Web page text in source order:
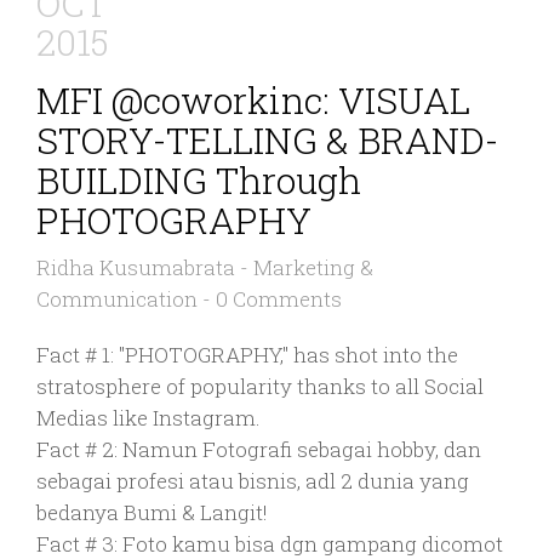
2015
MFI @coworkinc: VISUAL
STORY-TELLING & BRAND-
BUILDING Through
PHOTOGRAPHY
Ridha Kusumabrata - Marketing &
Communication - 0 Comments
Fact # 1: "PHOTOGRAPHY," has shot into the
stratosphere of popularity thanks to all Social
Medias like Instagram.
Fact # 2: Namun Fotografi sebagai hobby, dan
sebagai profesi atau bisnis, adl 2 dunia yang
bedanya Bumi & Langit!
Fact # 3: Foto kamu bisa dgn gampang dicomot